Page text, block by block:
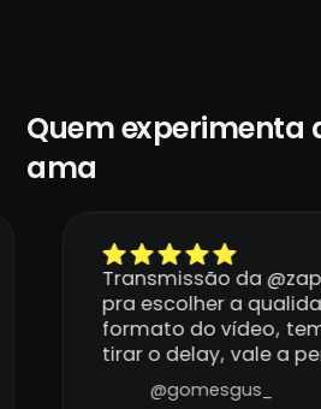
Quem experimenta
ama
Transmissão da
pra escolher a
formato do vídeo, tem
tirar o delay, vale a pena
@gomesgus_